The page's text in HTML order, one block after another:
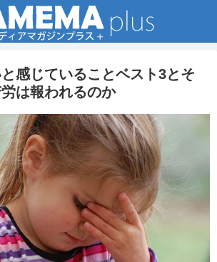
感じていることベスト3とそ
は報われるのか